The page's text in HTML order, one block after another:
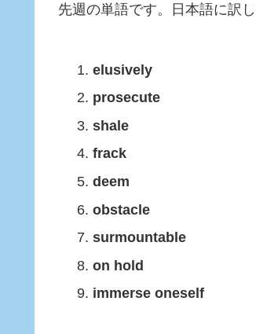
先週の単語です。日本語に訳し
elusively
prosecute
shale
frack
deem
obstacle
surmountable
on hold
immerse oneself